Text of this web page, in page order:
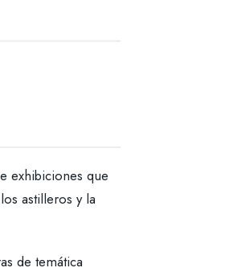
exhibiciones que
astilleros y la
de temática